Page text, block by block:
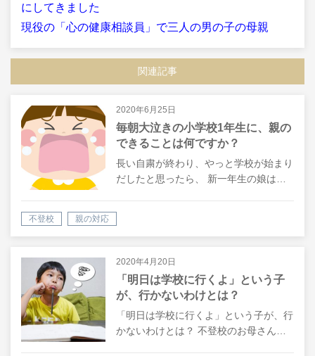
にしてきました
現役の「心の健康相談員」で三人の男の子の母親
関連記事
2020年6月25日
毎朝大泣きの小学校1年生に、親の
できることは何ですか？
長い自粛が終わり、やっと学校が始まり
だしたと思ったら、 新一年生の娘は…
不登校 親の対応
2020年4月20日
「明日は学校に行くよ」という子
が、行かないわけとは？
「明日は学校に行くよ」という子が、行
かないわけとは？ 不登校のお母さん…